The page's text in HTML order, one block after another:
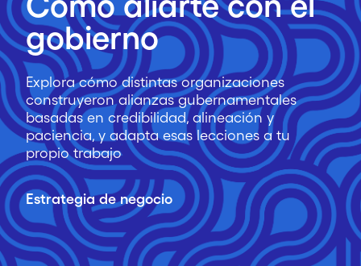
gobierno
Explora cómo distintas organizaciones
construyeron alianzas gubernamentales
basadas en credibilidad, alineación y
paciencia, y adapta esas lecciones a tu
propio trabajo
Estrategia de negocio